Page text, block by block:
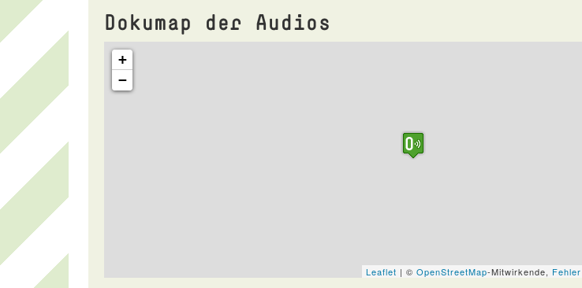
Dokumap der Audios